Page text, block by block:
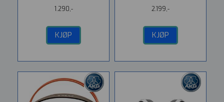
1.290,-
KJØP
2.199,-
KJØP